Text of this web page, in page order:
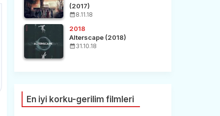
(2017)
8.11.18
2018
Alterscape (2018)
31.10.18
En iyi korku-gerilim filmleri